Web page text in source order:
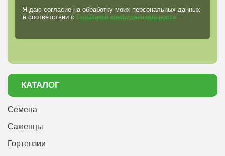
Я даю согласие на обработку моих персональных данных
в соответствии с Политикой конфиденциальности
КАТАЛОГ
Семена
Саженцы
Гортензии